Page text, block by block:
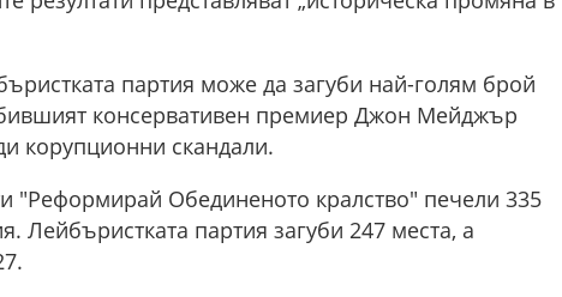
партия може да загуби най-голям брой
бившият консервативен премиер Джон Мейджър
корупционни скандали.
"Реформирай Обединеното кралство" печели 335
Лейбъристката партия загуби 247 места, а